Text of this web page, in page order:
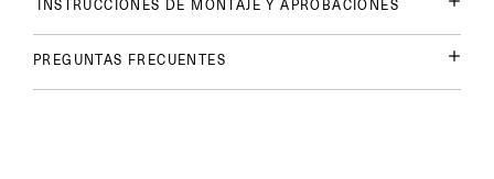
INSTRUCCIONES DE MONTAJE Y APROBACIONES
PREGUNTAS FRECUENTES